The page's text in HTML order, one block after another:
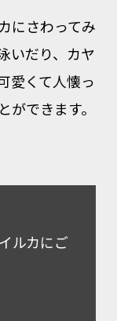
にさわってみ
いだり、カヤ
愛くて人懐っ
できます。
ルカにご